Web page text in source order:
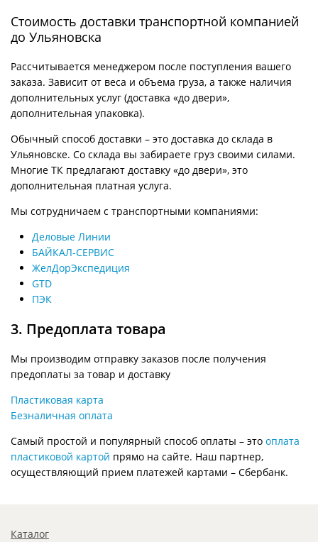
Стоимость доставки транспортной компанией
до Ульяновска
Рассчитывается менеджером после поступления вашего
заказа. Зависит от веса и объема груза, а также наличия
дополнительных услуг (доставка «до двери»,
дополнительная упаковка).
Обычный способ доставки – это доставка до склада в
Ульяновске. Со склада вы забираете груз своими силами.
Многие ТК предлагают доставку «до двери», это
дополнительная платная услуга.
Мы сотрудничаем с транспортными компаниями:
Деловые Линии
БАЙКАЛ-СЕРВИС
ЖелДорЭкспедиция
GTD
ПЭК
3. Предоплата товара
Мы производим отправку заказов после получения
предоплаты за товар и доставку
Пластиковая карта
Безналичная оплата
Самый простой и популярный способ оплаты – это оплата
пластиковой картой прямо на сайте. Наш партнер,
осуществляющий прием платежей картами – Сбербанк.
Каталог